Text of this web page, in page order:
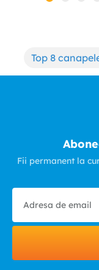
Top 8
Fii permanent la